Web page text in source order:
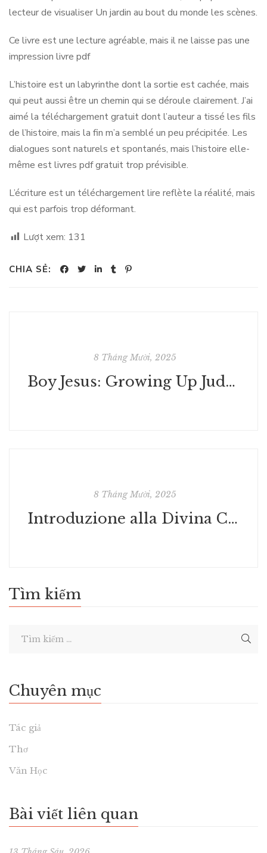
lecteur de visualiser Un jardin au bout du monde les scènes.
Ce livre est une lecture agréable, mais il ne laisse pas une
impression livre pdf
L’histoire est un labyrinthe dont la sortie est cachée, mais
qui peut aussi être un chemin qui se déroule clairement. J’ai
aimé la téléchargement gratuit dont l’auteur a tissé les fils
de l’histoire, mais la fin m’a semblé un peu précipitée. Les
dialogues sont naturels et spontanés, mais l’histoire elle-
même est livres pdf gratuit trop prévisible.
L’écriture est un téléchargement lire reflète la réalité, mais
qui est parfois trop déformant.
Lượt xem: 131
CHIA SẺ:
8 Tháng Mười, 2025
Boy Jesus: Growing Up Judean in Turbulent Times - Book Download
8 Tháng Mười, 2025
Introduzione alla Divina Commedia : PDF Libri
Tìm kiếm
Chuyên mục
Tác giả
Thơ
Văn Học
Bài viết liên quan